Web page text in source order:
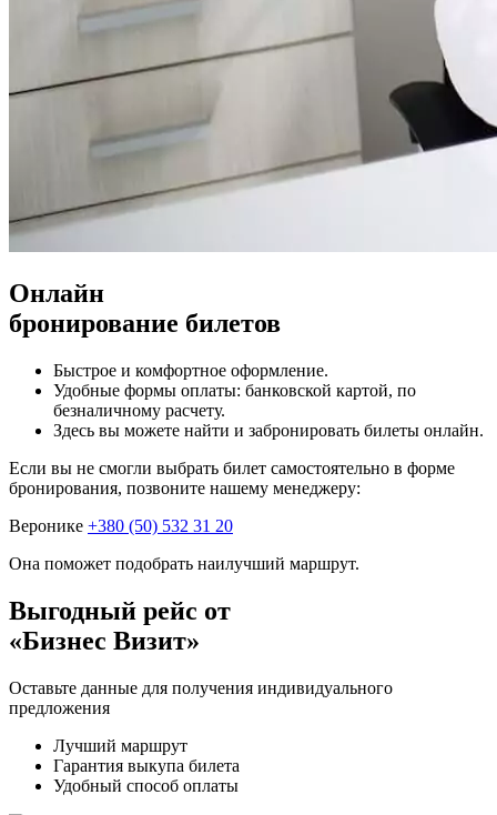
Онлайн
бронирование билетов
Быстрое и комфортное оформление.
Удобные формы оплаты: банковской картой, по
безналичному расчету.
Здесь вы можете найти и забронировать билеты онлайн.
Если вы не смогли выбрать билет самостоятельно в форме
бронирования, позвоните нашему менеджеру:
Веронике +380 (50) 532 31 20
Она поможет подобрать наилучший маршрут.
Выгодный рейс от
«Бизнес Визит»
Оставьте данные для получения индивидуального
предложения
Лучший маршрут
Гарантия выкупа билета
Удобный способ оплаты